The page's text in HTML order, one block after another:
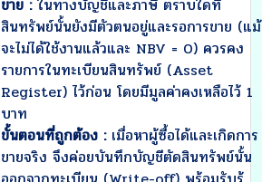
ขาย :ในทางบัญชีและภาษี ตราบใดที่
สินทรัพย์นั้นยังมีตัวตนอยู่และรอการขาย (แม้
จะไม่ได้ใช้งานแล้วและ NBV = 0) ควรคง
รายการในทะเบียนสินทรัพย์ (Asset
Register) ไว้ก่อน โดยมีมูลค่าคงเหลือไว้ 1
บาท
ขั้นตอนที่ถูกต้อง :เมื่อหาผู้ซื้อได้และเกิดการ
ขายจริง จึงค่อยบันทึกบัญชีตัดสินทรัพย์นั้น